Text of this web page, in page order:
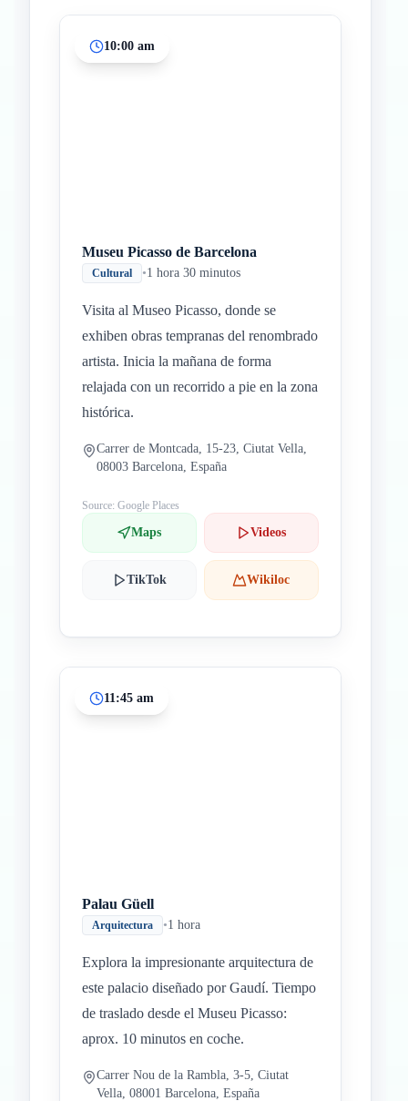
10:00 am
Museu Picasso de Barcelona
Cultural •1 hora 30 minutos
Visita al Museo Picasso, donde se
exhiben obras tempranas del renombrado
artista. Inicia la mañana de forma
relajada con un recorrido a pie en la zona
histórica.
Carrer de Montcada, 15-23, Ciutat Vella,
08003 Barcelona, España
Source: Google Places
Maps Videos
TikTok Wikiloc
11:45 am
Palau Güell
Arquitectura •1 hora
Explora la impresionante arquitectura de
este palacio diseñado por Gaudí. Tiempo
de traslado desde el Museu Picasso:
aprox. 10 minutos en coche.
Carrer Nou de la Rambla, 3-5, Ciutat
Vella, 08001 Barcelona, España